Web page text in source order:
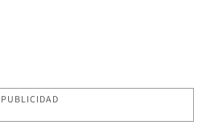
PUBLICIDAD